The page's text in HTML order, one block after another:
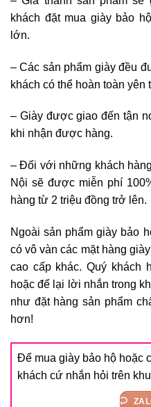
khách đặt mua giày bảo
lớn.
– Các sản phẩm giày đều
khách có thể hoàn toàn
– Giày được giao đến tận
khi nhận được hàng.
– Đối với những khách
Nội sẽ được miễn phí
hàng từ 2 triệu đồng trở lên.
Ngoài sản phẩm giày bảo
có vô vàn các mặt hàng
cao cấp khác. Quý khách
hoặc để lại lời nhắn trong
như đặt hàng sản phẩm
hơn!
Để mua giày bảo hộ hoặc
khách cứ nhắn hỏi trên